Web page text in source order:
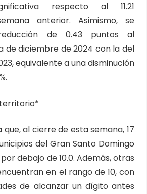
respecto al 11.21
anterior. Asimismo, se
de 0.43 puntos al
de diciembre de 2024 con la del
equivalente a una disminución
al cierre de esta semana, 17
del Gran Santo Domingo
debajo de 10.0. Además, otras
en el rango de 10, con
de alcanzar un dígito antes